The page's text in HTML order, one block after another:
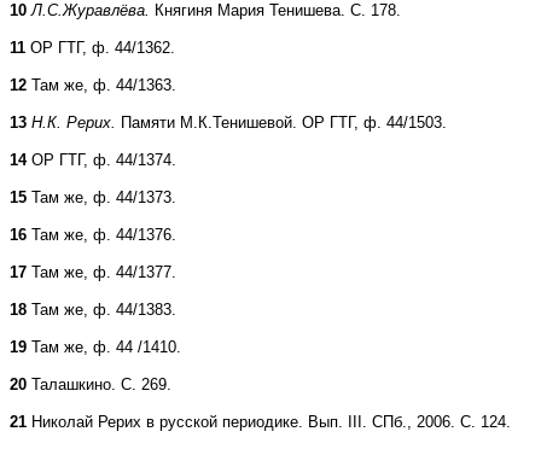
10 Л.С.Журавлёва. Княгиня Мария Тенишева. С. 178.
11 ОР ГТГ, ф. 44/1362.
12 Там же, ф. 44/1363.
13 Н.К. Рерих. Памяти М.К.Тенишевой. ОР ГТГ, ф. 44/1503.
14ОР ГТГ, ф. 44/1374.
15 Там же, ф. 44/1373.
16 Там же, ф. 44/1376.
17 Там же, ф. 44/1377.
18 Там же, ф. 44/1383.
19 Там же, ф. 44 /1410.
20 Талашкино. С. 269.
21 Николай Рерих в русской периодике. Вып. III. СПб., 2006. С. 124.